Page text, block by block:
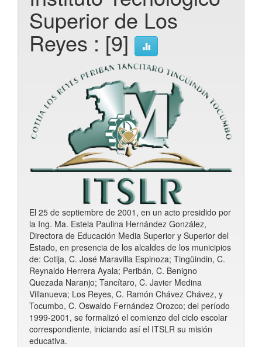
Superior de Los
Reyes : [9]
El 25 de septiembre de 2001, en un acto presidido por
la Ing. Ma. Estela Paulina Hernández González,
Directora de Educación Media Superior y Superior del
Estado, en presencia de los alcaldes de los municipios
de: Cotija, C. José Maravilla Espinoza; Tingüindin, C.
Reynaldo Herrera Ayala; Peribán, C. Benigno
Quezada Naranjo; Tancítaro, C. Javier Medina
Villanueva; Los Reyes, C. Ramón Chávez Chávez, y
Tocumbo, C. Oswaldo Fernández Orozco; del período
1999-2001, se formalizó el comienzo del ciclo escolar
correspondiente, iniciando así el ITSLR su misión
educativa.